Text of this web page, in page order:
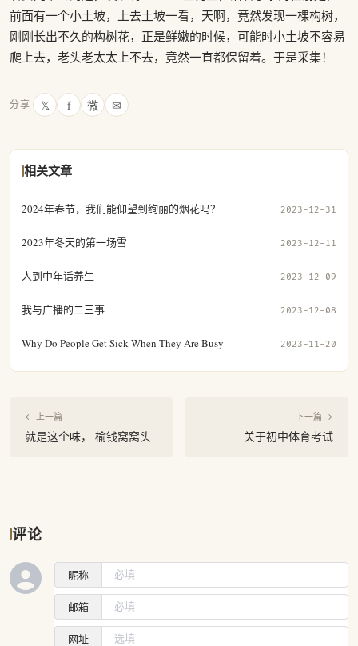
前面有一个小土坡，上去土坡一看，天啊，竟然发现一棵构树，
刚刚长出不久的构树花，正是鲜嫩的时候，可能时小土坡不容易
爬上去，老头老太太上不去，竟然一直都保留着。于是采集！
分享 𝕏 f 微 ✉
相关文章
2024年春节，我们能仰望到绚丽的烟花吗？ 2023-12-31
2023年冬天的第一场雪 2023-12-11
人到中年话养生 2023-12-09
我与广播的二三事 2023-12-08
Why Do People Get Sick When They Are Busy 2023-11-20
← 上一篇
就是这个味， 榆钱窝窝头
下一篇 →
关于初中体育考试
评论
昵称
邮箱
网址